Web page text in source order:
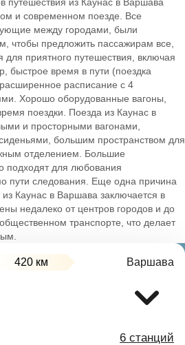
и современном поезде. Все
между городами, были
чтобы предложить пассажирам все,
приятного путешествия, включая
быстрое время в пути (поездка
расписание с 4
Хорошо оборудованные вагоны,
поездки. Поезда из Каунас в
и просторными вагонами,
большим пространством для
отделением. Большие
подходят для любования
пути следования. Еще одна причина
Каунас в Варшава заключается в
недалеко от центров городов и до
транспорте, что делает
420 км Варшава
6 станций